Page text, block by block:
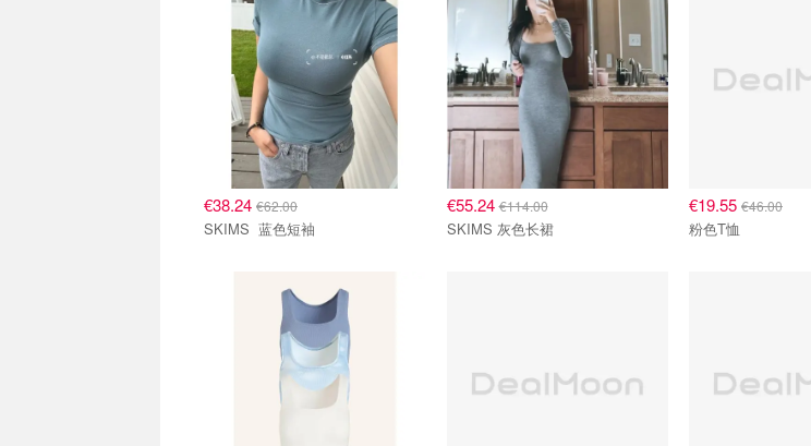
€38.24 €62.00
SKIMS 蓝色短袖
€55.24€114.00
SKIMS 灰色长裙
€19.55 €46.00
粉色T恤